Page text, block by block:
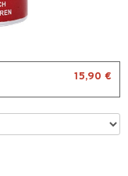
15,90 €